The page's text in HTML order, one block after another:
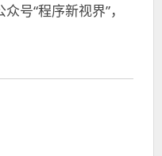
号“程序新视界”，